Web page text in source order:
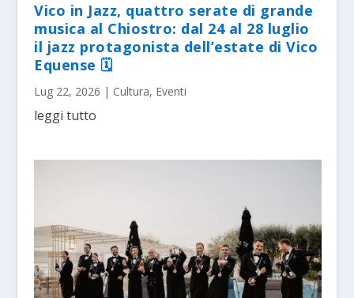
Vico in Jazz, quattro serate di grande
musica al Chiostro: dal 24 al 28 luglio
il jazz protagonista dell’estate di Vico
Equense 🗓
Lug 22, 2026 | Cultura, Eventi
leggi tutto